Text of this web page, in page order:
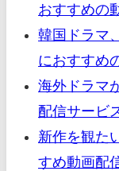
おすすめの
韓国ドラマ
におすすめ
海外ドラマ
配信サービ
新作を観た
すめ動画配